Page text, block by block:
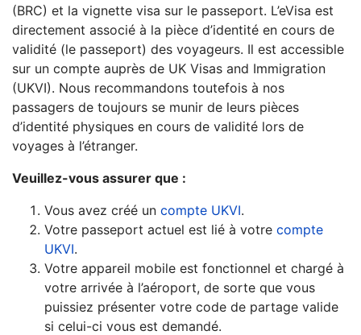
(BRC) et la vignette visa sur le passeport. L’eVisa est
directement associé à la pièce d’identité en cours de
validité (le passeport) des voyageurs. Il est accessible
sur un compte auprès de UK Visas and Immigration
(UKVI). Nous recommandons toutefois à nos
passagers de toujours se munir de leurs pièces
d’identité physiques en cours de validité lors de
voyages à l’étranger.
Veuillez-vous assurer que :
Vous avez créé un ​ compte UKVI.
Votre passeport actuel est lié à votre ​ compte
UKVI.
Votre appareil mobile est fonctionnel et chargé à
votre arrivée à l’aéroport, de sorte que vous
puissiez présenter votre ​code de partage valide
si celui-ci vous est demandé.